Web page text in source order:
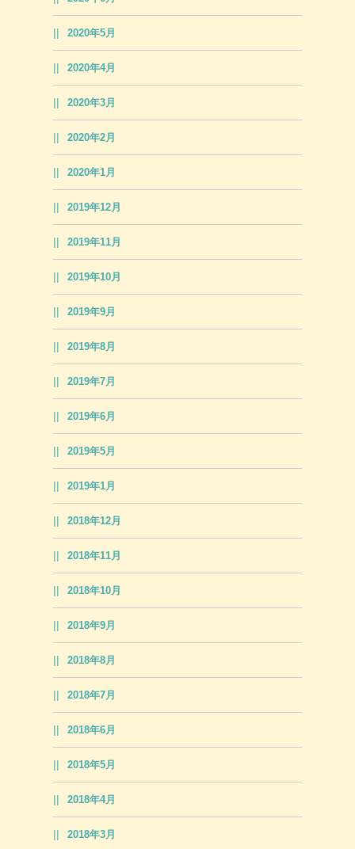
2020年5月
2020年4月
2020年3月
2020年2月
2020年1月
2019年12月
2019年11月
2019年10月
2019年9月
2019年8月
2019年7月
2019年6月
2019年5月
2019年1月
2018年12月
2018年11月
2018年10月
2018年9月
2018年8月
2018年7月
2018年6月
2018年5月
2018年4月
2018年3月